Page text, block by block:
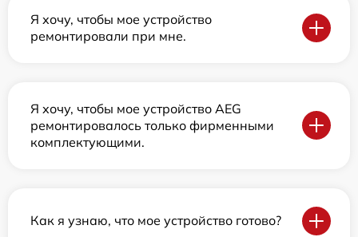
Я хочу, чтобы мое устройство
ремонтировали при мне.
Я хочу, чтобы мое устройство AEG
ремонтировалось только фирменными
комплектующими.
Как я узнаю, что мое устройство готово?